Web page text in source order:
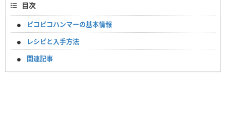
目次
ピコピコハンマーの基本情報
レシピと入手方法
関連記事